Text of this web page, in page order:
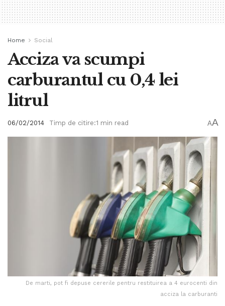
Home Social
Acciza va scumpi
carburantul cu 0,4 lei
litrul
06/02/2014 Timp de citire:1 min read AA
De marti, pot fi depuse cererile pentru restituirea a 4 eurocenti din
acciza la carburanti